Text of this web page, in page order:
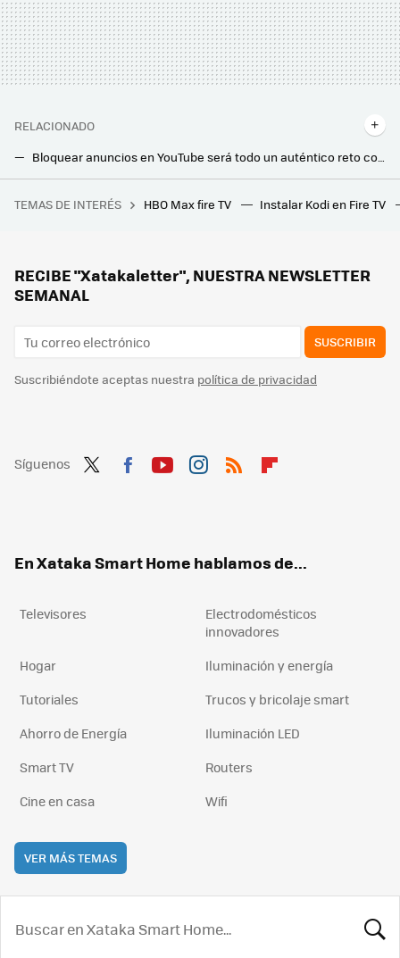
RELACIONADO
Bloquear anuncios en YouTube será todo un auténtico reto con la nueva medida de la compañía: al usuario solo le quedará pagar
Movistar está regalando su decodificador más potente para disfrutar de la Ultra Alta Definición. Y además, no llega sólo
"La gente salía corriendo del cine". Esta película es una obra maestra de la ciencia ficción y el terror, y lo demostró con una sola escena en su primer pase con público
TEMAS DE INTERÉS HBO Max fire TV Instalar Kodi en Fire TV
RECIBE "Xatakaletter", NUESTRA NEWSLETTER
SEMANAL
SUSCRIBIR
Suscribiéndote aceptas nuestra política de privacidad
Síguenos
En Xataka Smart Home hablamos de...
Televisores
Electrodomésticos
innovadores
Hogar
Iluminación y energía
Tutoriales
Trucos y bricolaje smart
Ahorro de Energía
Iluminación LED
Smart TV
Routers
Cine en casa
Wifi
VER MÁS TEMAS